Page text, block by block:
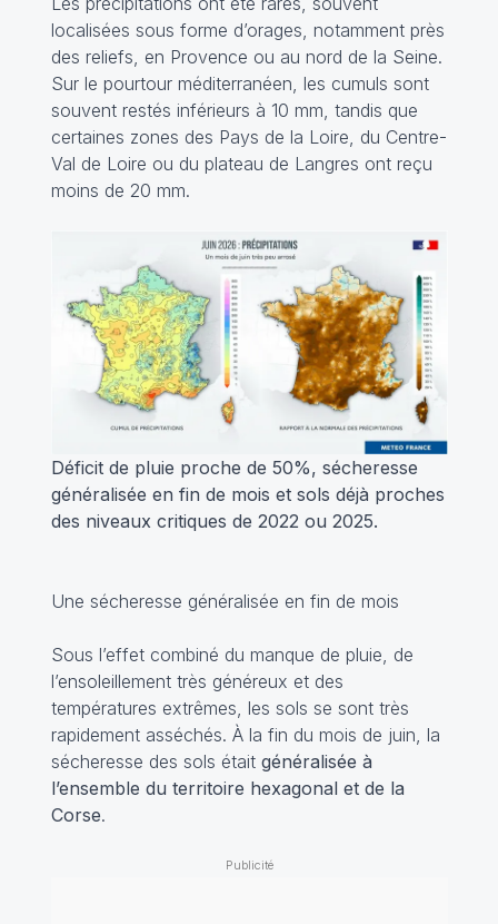
localisées sous forme d’orages, notamment près
des reliefs, en Provence ou au nord de la Seine.
Sur le pourtour méditerranéen, les cumuls sont
souvent restés inférieurs à 10 mm, tandis que
certaines zones des Pays de la Loire, du Centre-
Val de Loire ou du plateau de Langres ont reçu
moins de 20 mm.
Déficit de pluie proche de 50%, sécheresse
généralisée en fin de mois et sols déjà proches
des niveaux critiques de 2022 ou 2025.
Une sécheresse généralisée en fin de mois
Sous l’effet combiné du manque de pluie, de
l’ensoleillement très généreux et des
températures extrêmes, les sols se sont très
rapidement asséchés. À la fin du mois de juin, la
sécheresse des sols était généralisée à
l’ensemble du territoire hexagonal et de la
Corse.